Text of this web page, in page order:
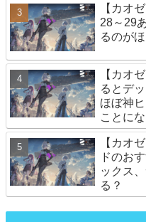
【カオ
28～29
るのが
【カオ
るとデ
ほぼ神
ことに
【カオ
ドのお
ックス
る？